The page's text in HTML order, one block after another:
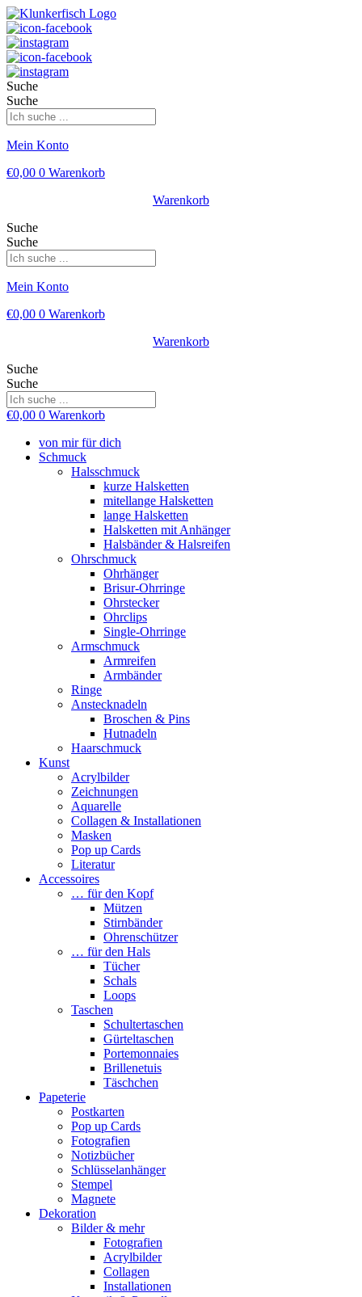
Suche
Suche
Mein Konto
€0,00 0 Warenkorb
Warenkorb
Suche
Suche
Mein Konto
€0,00 0 Warenkorb
Warenkorb
Suche
Suche
€0,00 0 Warenkorb
von mir für dich
Schmuck
Halsschmuck
kurze Halsketten
mitellange Halsketten
lange Halsketten
Halsketten mit Anhänger
Halsbänder & Halsreifen
Ohrschmuck
Ohrhänger
Brisur-Ohrringe
Ohrstecker
Ohrclips
Single-Ohrringe
Armschmuck
Armreifen
Armbänder
Ringe
Anstecknadeln
Broschen & Pins
Hutnadeln
Haarschmuck
Kunst
Acrylbilder
Zeichnungen
Aquarelle
Collagen & Installationen
Masken
Pop up Cards
Literatur
Accessoires
… für den Kopf
Mützen
Stirnbänder
Ohrenschützer
… für den Hals
Tücher
Schals
Loops
Taschen
Schultertaschen
Gürteltaschen
Portemonnaies
Brillenetuis
Täschchen
Papeterie
Postkarten
Pop up Cards
Fotografien
Notizbücher
Schlüsselanhänger
Stempel
Magnete
Dekoration
Bilder & mehr
Fotografien
Acrylbilder
Collagen
Installationen